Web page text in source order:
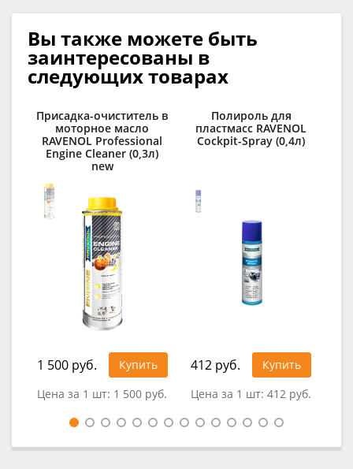
Вы также можете быть
заинтересованы в
следующих товарах
Присадка-очиститель в
моторное масло
RAVENOL Professional
Engine Cleaner (0,3л)
new
1 500 руб.
Купить
Цена за 1 шт: 1 500 руб.
Полироль для
пластмасс RAVENOL
Cockpit-Spray (0,4л)
412 руб.
Купить
Цена за 1 шт: 412 руб.